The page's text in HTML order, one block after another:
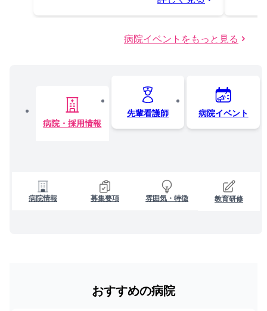
病院イベントをもっと見る
病院・採用情報
先輩看護師 病院イベント
病院情報 募集要項 雰囲気・特徴 教育研修
おすすめの病院